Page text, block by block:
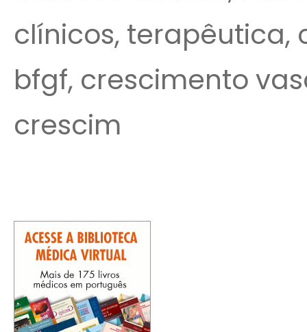
clínicos, terapêutica,
bfgf, crescimento
crescim